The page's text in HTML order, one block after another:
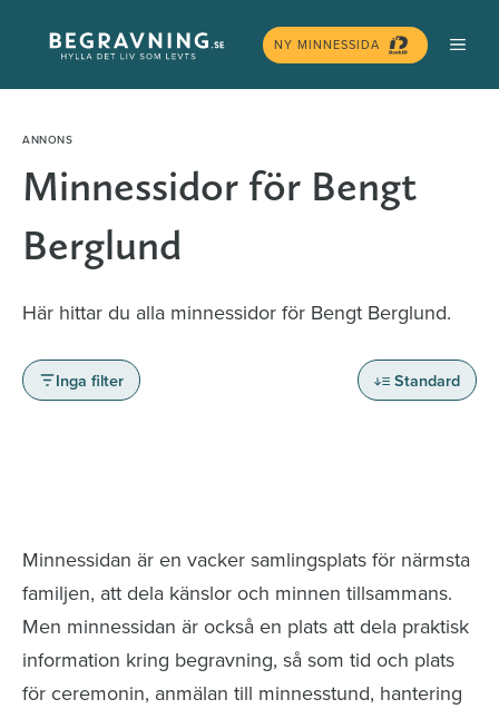
innehåll
NY MINNESSIDA
Minnessidor för Bengt
Berglund
Här hittar du alla minnessidor för Bengt Berglund.
Inga filter Standard
Minnessidan är en vacker samlingsplats för närmsta
familjen, att dela känslor och minnen tillsammans.
Men minnessidan är också en plats att dela praktisk
information kring begravning, så som tid och plats
för ceremonin, anmälan till minnesstund, hantering